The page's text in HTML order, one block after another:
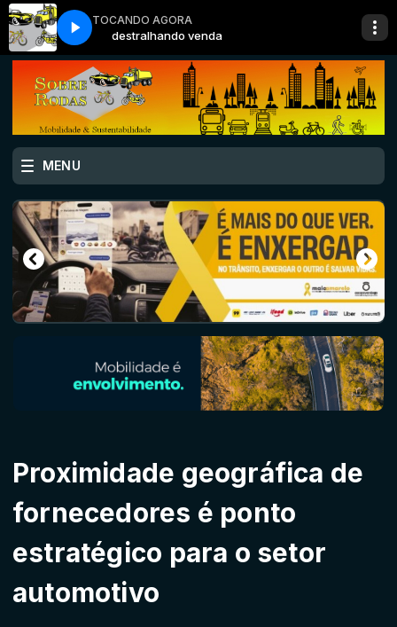
TOCANDO AGORA
destralhando venda
MENU
Proximidade geográfica de
fornecedores é ponto
estratégico para o setor
automotivo